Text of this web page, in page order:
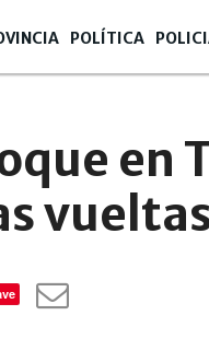
POLÍTICA
en